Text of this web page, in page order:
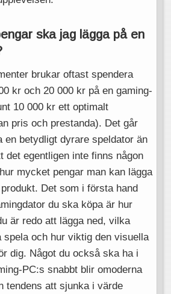
ska jag lägga på en
brukar oftast spendera
kr och 20 000 kr på en gaming-
10 000 kr ett optimalt
pris och prestanda). Det går
en betydligt dyrare speldator än
det egentligen inte finns någon
mycket pengar man kan lägga
Det som i första hand
du ska köpa är hur
är redo att lägga ned, vilka
spela och hur viktig den visuella
dig. Något du också ska ha i
PC:s snabbt blir omoderna
tendens att sjunka i värde